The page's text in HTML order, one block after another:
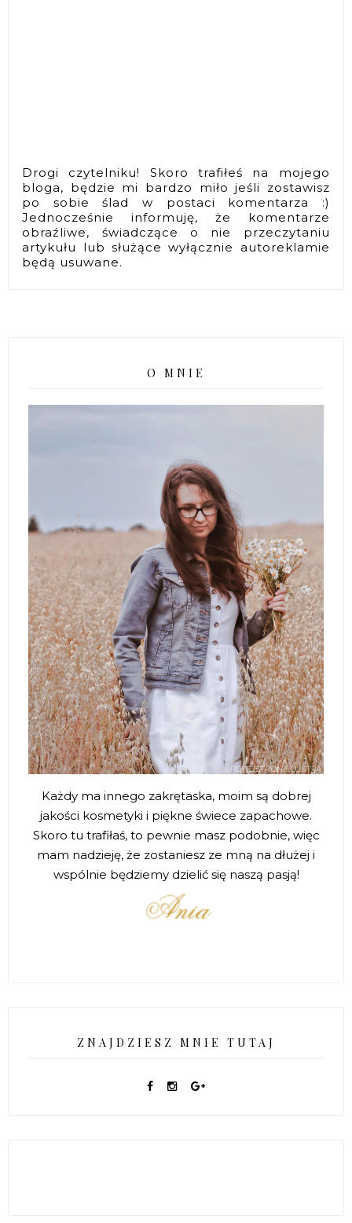
Drogi czytelniku! Skoro trafiłeś na mojego
bloga, będzie mi bardzo miło jeśli zostawisz
po sobie ślad w postaci komentarza :)
Jednocześnie informuję, że komentarze
obraźliwe, świadczące o nie przeczytaniu
artykułu lub służące wyłącznie autoreklamie
będą usuwane.
O MNIE
Każdy ma innego zakrętaska, moim są dobrej
jakości kosmetyki i piękne świece zapachowe.
Skoro tu trafiłaś, to pewnie masz podobnie, więc
mam nadzieję, że zostaniesz ze mną na dłużej i
wspólnie będziemy dzielić się naszą pasją!
ZNAJDZIESZ MNIE TUTAJ